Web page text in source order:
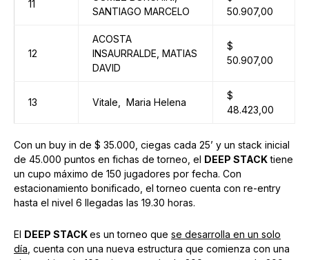
11
SANTIAGO MARCELO
50.907,00
12
ACOSTA
INSAURRALDE, MATIAS
DAVID
$
50.907,00
13 Vitale, Maria Helena
$
48.423,00
Con un buy in de $ 35.000, ciegas cada 25’ y un stack inicial
de 45.000 puntos en fichas de torneo, el DEEP STACKtiene
un cupo máximo de 150 jugadores por fecha. Con
estacionamiento bonificado, el torneo cuenta con re-entry
hasta el nivel 6 llegadas las 19.30 horas.
El DEEP STACKes un torneo que se desarrolla en un solo
día , cuenta con una nueva estructura que comienza con una